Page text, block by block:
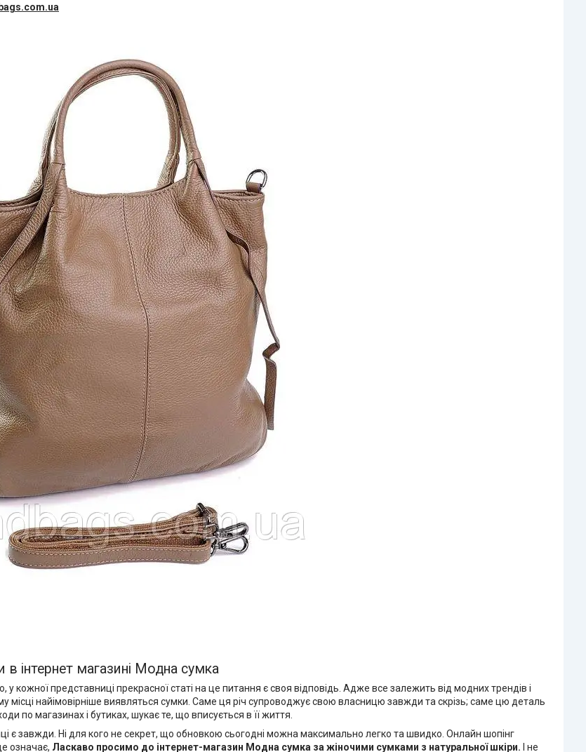
в інтернет магазині Модна сумка
представниці прекрасної статі на це питання є своя відповідь. Адже все залежить від модних трендів і
місці найімовірніше виявляться сумки. Саме ця річ супроводжує свою власницю завжди та скрізь; саме цю деталь
по магазинах і бутиках, шукає те, що вписується в її життя.
є завжди. Ні для кого не секрет, що обновкою сьогодні можна максимально легко та швидко. Онлайн шопінг
означає, Ласкаво просимо до інтернет-магазин Модна сумка за жіночими сумками з натуральної шкіри. І не